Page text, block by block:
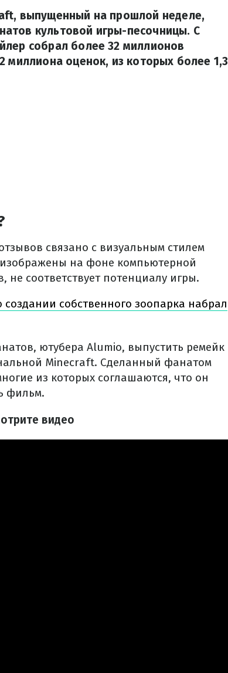
выпущенный на прошлой неделе,
культовой игры-песочницы. С
собрал более 32 миллионов
миллиона оценок, из которых более 1,3
связано с визуальным стилем
на фоне компьютерной
соответствует потенциалу игры.
собственного зоопарка набрал
ютубера Alumio, выпустить ремейк
Minecraft. Сделанный фанатом
из которых соглашаются, что он
фильм.
видео